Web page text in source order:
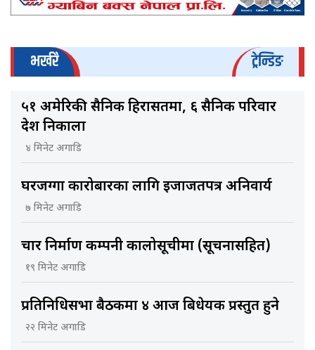
भर्खरै ट्रेन्डिङ
५१ अमेरिकी सैनिक हिरासतमा, ६ सैनिक परिवार
देश निकाला
४ मिनेट अगाडि
घरजग्गा कारोबारका लागि इजाजतपत्र अनिवार्य
७ मिनेट अगाडि
चार निर्माण कम्पनी कालोसूचीमा (सूचनासहित)
१९ मिनेट अगाडि
प्रतिनिधिसभा बैठकमा ४ आज बिधेयक प्रस्तुत हुने
२२ मिनेट अगाडि